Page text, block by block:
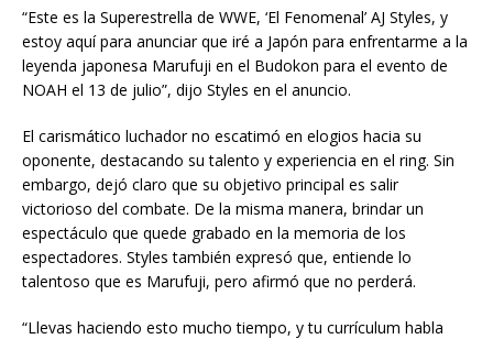
“Este es la Superestrella de WWE, ‘El Fenomenal’ AJ Styles, y
estoy aquí para anunciar que iré a Japón para enfrentarme a la
leyenda japonesa Marufuji en el Budokon para el evento de
NOAH el 13 de julio”, dijo Styles en el anuncio.
El carismático luchador no escatimó en elogios hacia su
oponente, destacando su talento y experiencia en el ring. Sin
embargo, dejó claro que su objetivo principal es salir
victorioso del combate. De la misma manera, brindar un
espectáculo que quede grabado en la memoria de los
espectadores. Styles también expresó que, entiende lo
talentoso que es Marufuji, pero afirmó que no perderá.
“Llevas haciendo esto mucho tiempo, y tu currículum habla